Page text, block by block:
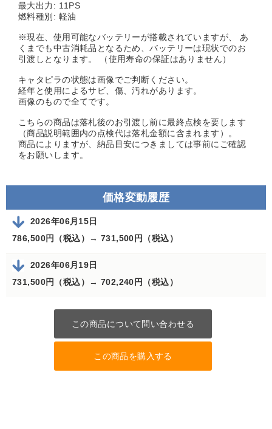
最大出力: 11PS
燃料種別: 軽油
※現在、使用可能なバッテリーが搭載されていますが、 あ
くまでも中古消耗品となるため、バッテリーは現状でのお
引渡しとなります。 （使用寿命の保証はありません）
キャタピラの状態は画像でご判断ください。
経年と使用によるサビ、傷、汚れがあります。
画像のもので全てです。
こちらの商品は落札後のお引渡し前に最終点検を要します
（商品説明範囲内の点検代は落札金額に含まれます）。
商品によりますが、納品目安につきましては事前にご確認
をお願いします。
価格変動履歴
2026年06月15日
786,500円（税込）→ 731,500円（税込）
2026年06月19日
731,500円（税込）→ 702,240円（税込）
この商品について問い合わせる
この商品を購入する